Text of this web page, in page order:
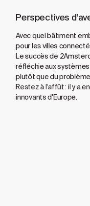
Perspectives
Avec quel bâtiment
pour les villes
Le succès de
réfléchie aux
plutôt que du
Restez à l'affût : il y a
innovants d'Europe.